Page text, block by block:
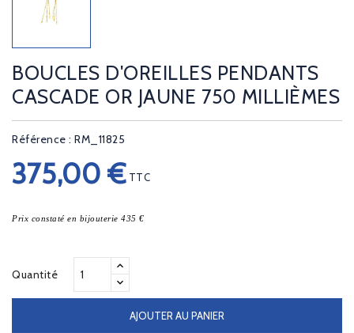
BOUCLES D'OREILLES PENDANTS
CASCADE OR JAUNE 750 MILLIÈMES
Référence : RM_11825
375,00 € TTC
Prix constaté en bijouterie 435 €
Quantité
AJOUTER AU PANIER